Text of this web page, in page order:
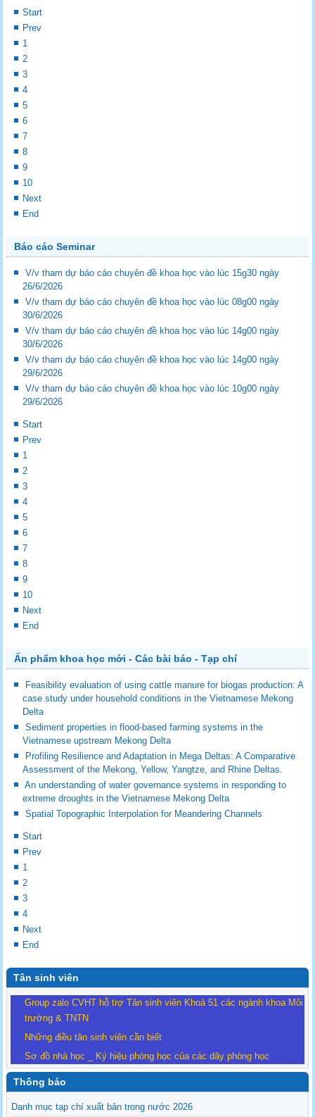
Start
Prev
1
2
3
4
5
6
7
8
9
10
Next
End
Báo cáo Seminar
V/v tham dự báo cáo chuyên đề khoa học vào lúc 15g30 ngày
26/6/2026
V/v tham dự báo cáo chuyên đề khoa học vào lúc 08g00 ngày
30/6/2026
V/v tham dự báo cáo chuyên đề khoa học vào lúc 14g00 ngày
30/6/2026
V/v tham dự báo cáo chuyên đề khoa học vào lúc 14g00 ngày
29/6/2026
V/v tham dự báo cáo chuyên đề khoa học vào lúc 10g00 ngày
29/6/2026
Start
Prev
1
2
3
4
5
6
7
8
9
10
Next
End
Ấn phẩm khoa học mới - Các bài báo - Tạp chí
Feasibility evaluation of using cattle manure for biogas production: A
case study under household conditions in the Vietnamese Mekong
Delta
Sediment properties in flood-based farming systems in the
Vietnamese upstream Mekong Delta
Profiling Resilience and Adaptation in Mega Deltas: A Comparative
Assessment of the Mekong, Yellow, Yangtze, and Rhine Deltas.
An understanding of water governance systems in responding to
extreme droughts in the Vietnamese Mekong Delta
Spatial Topographic Interpolation for Meandering Channels
Start
Prev
1
2
3
4
Next
End
Tân sinh viên
Group zalo CVHT hỗ trợ Tân sinh viên Khoá 51 các ngành khoa Môi
trường & TNTN
Những điều tân sinh viên cần biết
Sơ đồ nhà học _ Ký hiệu phòng học của các dãy phòng học
Thông báo
Danh mục tạp chí xuất bản trong nước 2026